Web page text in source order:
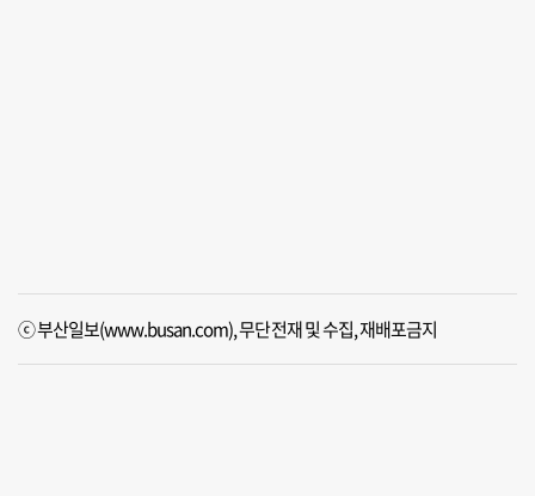
ⓒ 부산일보(www.busan.com), 무단전재 및 수집, 재배포금지